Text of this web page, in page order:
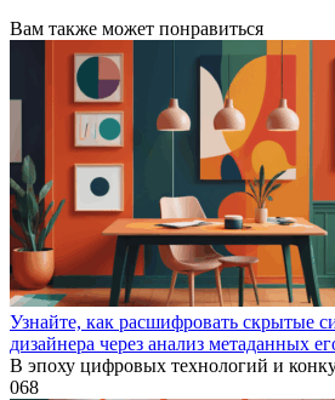
Вам также может понравиться
Узнайте, как расшифровать скрытые
дизайнера через анализ метаданных
В эпоху цифровых технологий и
068